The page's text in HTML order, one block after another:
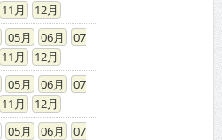
11
12
05 06
07
11
12
05 06
07
11
12
05 06
07